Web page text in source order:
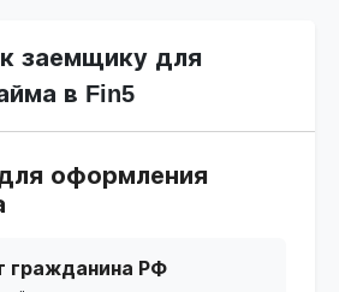
заемщику для
в Fin5
оформления
гражданина РФ